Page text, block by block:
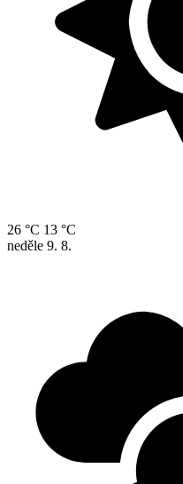
26 °C 13 °C
neděle 9. 8.